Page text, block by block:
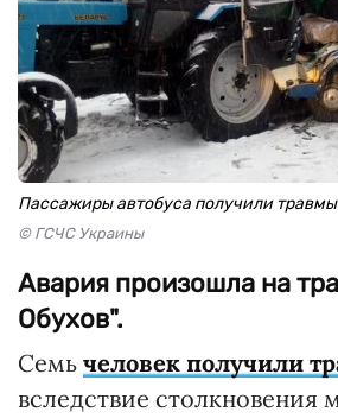
Пассажиры автобуса получили
© ГСЧС Украины
Авария произошла на
Обухов".
Семь человек получили
вследствие столкновения